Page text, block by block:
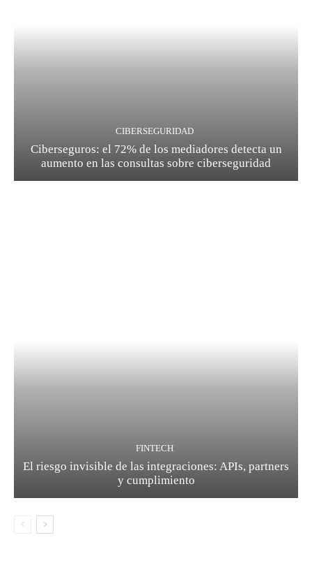
CIBERSEGURIDAD
Ciberseguros: el 72% de los mediadores detecta un
aumento en las consultas sobre ciberseguridad
FINTECH
El riesgo invisible de las integraciones: APIs, partners
y cumplimiento